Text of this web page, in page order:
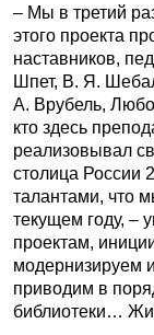
– Мы в третий
этого проекта
наставников,
Шпет, В. Я.
А. Врубель,
кто здесь
реализовывал
столица России
талантами, что
текущем году, –
проектам,
модернизируем
приводим в
библиотеки…